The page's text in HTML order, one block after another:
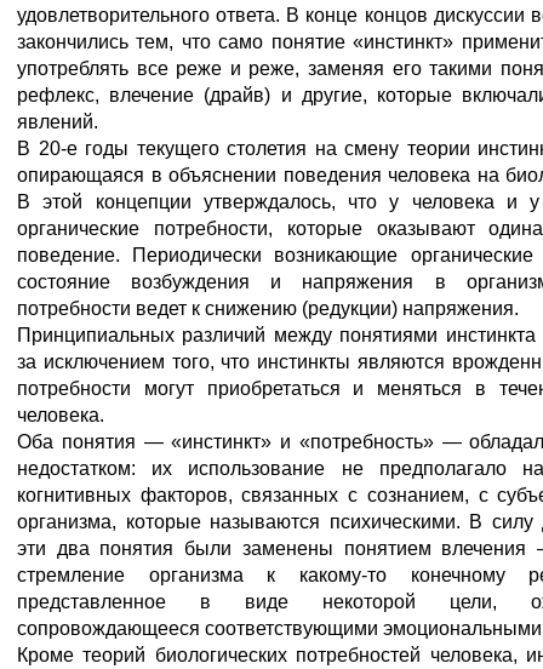
удовлетворительного ответа. В конце концов дискуссии
закончились тем, что само понятие «инстинкт»
употреблять все реже и реже, заменяя его такими
рефлекс, влечение (драйв) и другие, которые
явлений.
В 20-е годы текущего столетия на смену теории
опирающаяся в объяснении поведения человека на
В этой концепции утверждалось, что у человека и
органические потребности, которые оказывают
поведение. Периодически возникающие
состояние возбуждения и напряжения в
потребности ведет к снижению (редукции) напряжения.
Принципиальных различий между понятиями
за исключением того, что инстинкты являются
потребности могут приобретаться и меняться в
человека.
Оба понятия — «инстинкт» и «потребность» —
недостатком: их использование не предполагало
когнитивных факторов, связанных с сознанием, с
организма, которые называются психическими. В силу
эти два понятия были заменены понятием
стремление организма к какому-то конечному
представленное в виде некоторой цели,
сопровождающееся соответствующими
Кроме теорий биологических потребностей человека,